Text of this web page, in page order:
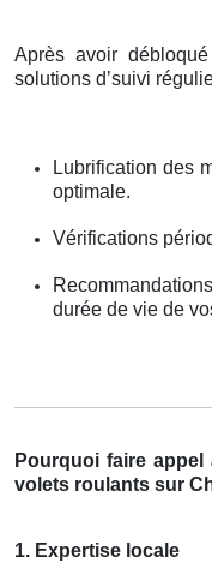
Après avoir
solutions d’suivi
Lubrification des
optimale.
Vérifications
durée de vie de
Pourquoi faire
volets roulants sur
1. Expertise locale